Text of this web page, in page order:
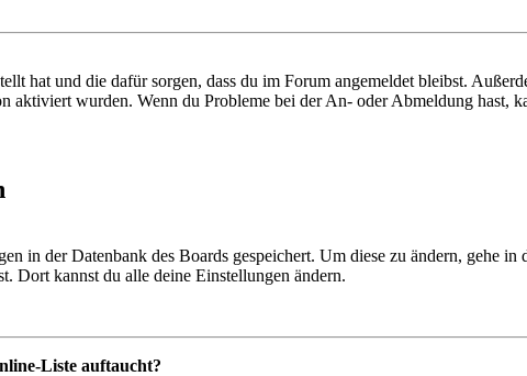
hat und die dafür sorgen, dass du im Forum angemeldet bleibst.
aktiviert wurden. Wenn du Probleme bei der An- oder Abmeldung hast,
in der Datenbank des Boards gespeichert. Um diese zu ändern, gehe
Dort kannst du alle deine Einstellungen ändern.
Liste auftaucht?